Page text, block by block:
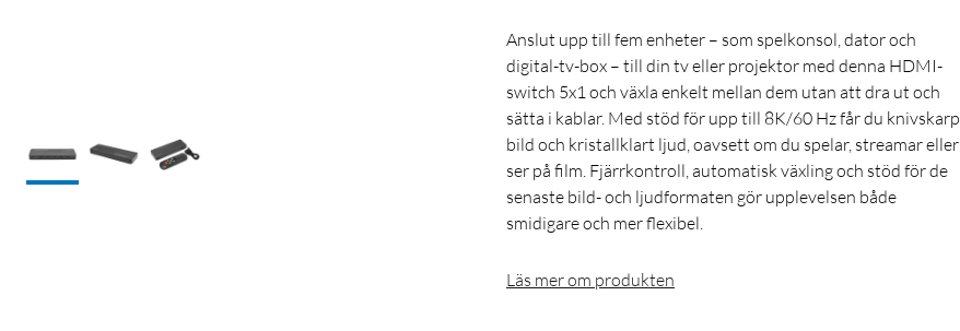
Anslut upp till fem enheter – som spelkonsol, dator och
digital-tv-box – till din tv eller projektor med denna HDMI-
switch 5x1 och växla enkelt mellan dem utan att dra ut och
sätta i kablar. Med stöd för upp till 8K/60 Hz får du knivskarp
bild och kristallklart ljud, oavsett om du spelar, streamar eller
ser på film. Fjärrkontroll, automatisk växling och stöd för de
senaste bild- och ljudformaten gör upplevelsen både
smidigare och mer flexibel.
Läs mer om produkten